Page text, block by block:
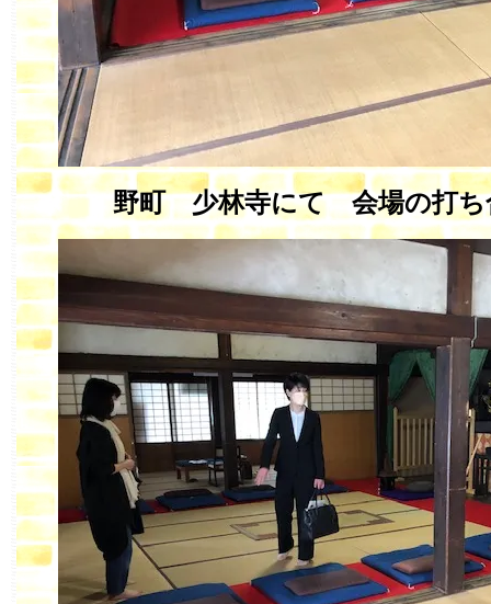
野町 少林寺にて 会場の打ち